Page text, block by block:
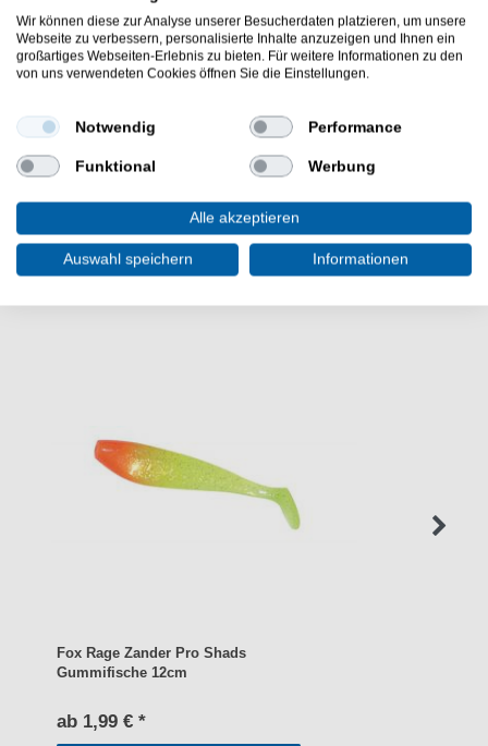
Länge: 12cm
Fox Rage Spikey Shad Gummifische 12cm. Zander
Barsch - die Fox Rage Spikey Shad Gummifische 12cm
!
WEITERE INTERESSANTE ARTIKEL
Fox Rage Zander Pro Shads
Gummifische 12cm
ab 1,99 € *
Wir können diese zur Analyse unserer Besucherdaten platzieren, um unsere
Webseite zu verbessern, personalisierte Inhalte anzuzeigen und Ihnen ein
großartiges Webseiten-Erlebnis zu bieten. Für weitere Informationen zu den
von uns verwendeten Cookies öffnen Sie die Einstellungen.
Notwendig Performance
Funktional Werbung
Alle akzeptieren
Auswahl speichern Informationen